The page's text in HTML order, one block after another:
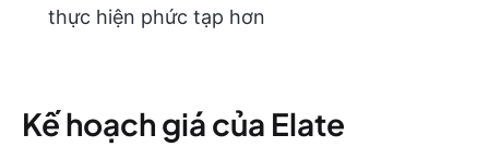
thực hiện phức tạp hơn
Kế hoạch giá của Elate